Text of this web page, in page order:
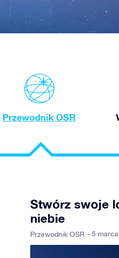
Przewodnik OSR
Stwórz swoje
niebie
Przewodnik OSR - 5